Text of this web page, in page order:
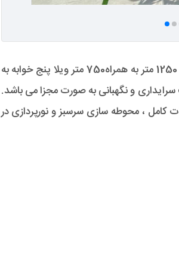
باغ ویلا فوق العاده زیبا و دیدنی در منطقه ویلایی نشین بهاران شهریار با متراژ 1250 متر به همراه750 متر ویلا پنج خوابه به
بر بنای اصلی دارای و 50 متر سوئیت سرایداری و نگهبانی به صورت مجزا می باشد.
کامل ، محوطه سازی سرسبز و نورپردازی در